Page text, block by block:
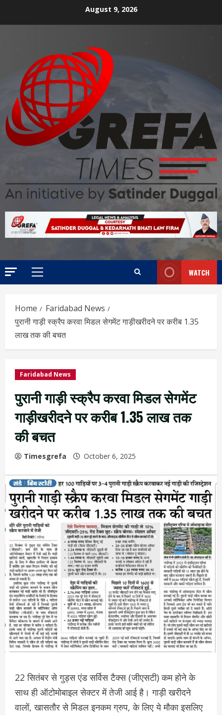
August 9, 2026
WATCH
Home
Faridabad News
पुरानी गाड़ी स्क्रैप करवा मिडल सेगमेंट गाड़ीखरीदने पर करीब 1.35
लाख तक की बचत
Faridabad News
पुरानी गाड़ी स्क्रैप करवा मिडल सेगमेंट
गाड़ीखरीदने पर करीब 1.35 लाख तक
की बचत
Timesgrefa October 6, 2025
22 सितंबर से गुड्स एंड सर्विस टैक्स (जीएसटी) कम होने के
साथ ही ऑटोमोबाइल सेक्टर में तेजी आई है। गाड़ी खरीदने
वालों, खासतौर से मिडल इनकम ग्रुप, के लिए ये मौका इसलिए